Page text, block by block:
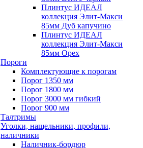
Плинтус ИДЕАЛ
коллекция Элит-Макси
85мм Дуб капучино
Плинтус ИДЕАЛ
коллекция Элит-Макси
85мм Орех
Пороги
Комплектующие к порогам
Порог 1350 мм
Порог 1800 мм
Порог 3000 мм гибкий
Порог 900 мм
Талтримы
Уголки, нащельники, профили,
наличники
Наличник-бордюр